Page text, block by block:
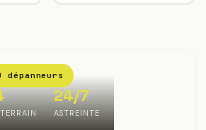
dépanneurs
24/7
ASTREINTE